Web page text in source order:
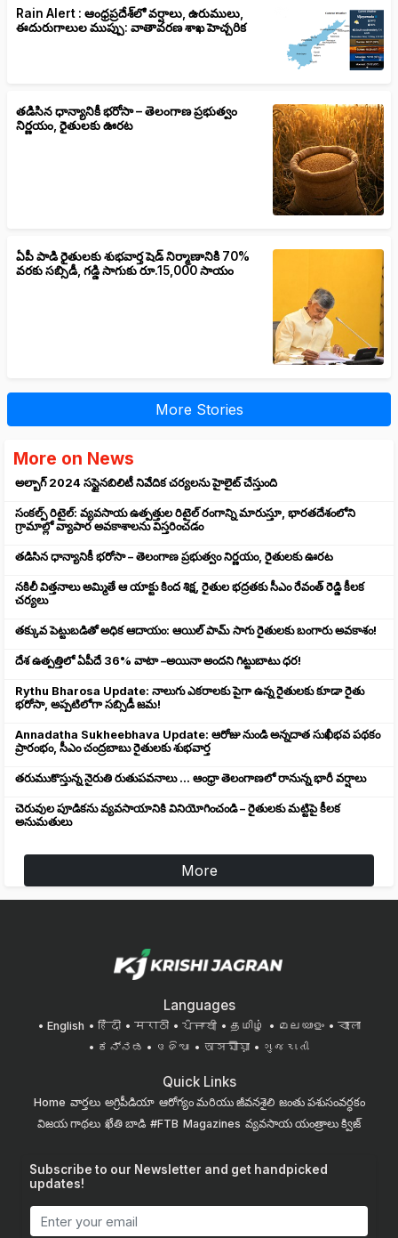
Rain Alert : ఆంధ్రప్రదేశ్‌లో వర్షాలు, ఉరుములు,
ఈదురుగాలుల ముప్పు: వాతావరణ శాఖ హెచ్చరిక
తడిసిన ధాన్యానికీ భరోసా – తెలంగాణ ప్రభుత్వం
నిర్ణయం, రైతులకు ఊరట
ఏపీ పాడి రైతులకు శుభవార్త షెడ్ నిర్మాణానికి 70%
వరకు సబ్సిడీ, గడ్డి సాగుకు రూ.15,000 సాయం
More Stories
More on News
అల్బాగ్ 2024 సస్టైనబిలిటీ నివేదిక చర్యలను హైలైట్ చేస్తుంది
సంకల్ప్ రిటైల్: వ్యవసాయ ఉత్పత్తుల రిటైల్ రంగాన్ని మారుస్తూ, భారతదేశంలోని
గ్రామాల్లో వ్యాపార అవకాశాలను విస్తరించడం
తడిసిన ధాన్యానికీ భరోసా – తెలంగాణ ప్రభుత్వం నిర్ణయం, రైతులకు ఊరట
నకిలీ విత్తనాలు అమ్మితే ఆ యాక్టు కింద శిక్ష, రైతుల భద్రతకు సీఎం రేవంత్ రెడ్డి కీలక
చర్యలు
తక్కువ పెట్టుబడితో అధిక ఆదాయం: ఆయిల్ పామ్ సాగు రైతులకు బంగారు అవకాశం!
దేశ ఉత్పత్తిలో ఏపీదే 36% వాటా –అయినా అందని గిట్టుబాటు ధర!
Rythu Bharosa Update: నాలుగు ఎకరాలకు పైగా ఉన్న రైతులకు కూడా రైతు
భరోసా, అప్పటిలోగా సబ్సిడీ జమ!
Annadatha Sukheebhava Update: ఆరోజు నుండి అన్నదాత సుఖీభవ పథకం
ప్రారంభం, సీఎం చంద్రబాబు రైతులకు శుభవార్త
తరుముకొస్తున్న నైరుతి రుతుపవనాలు ... ఆంధ్రా తెలంగాణలో రానున్న భారీ వర్షాలు
చెరువుల పూడికను వ్యవసాయానికి వినియోగించండి – రైతులకు మట్టిపై కీలక
అనుమతులు
More
Languages
English हिंदी मराठी ਪੰਜਾਬੀ தமிழ் മലയാളം
বাংলা
ಕನ್ನಡ
ଓଡିଆ অসমীয়া ગુજરાતી
Quick Links
Home వార్తలు అగ్రిపీడియా ఆరోగ్యం మరియు జీవనశైలి జంతు పశుసంవర్ధకం
విజయ గాథలు ఖేతి బాడి #FTB Magazines వ్యవసాయ యంత్రాలు క్విజ్
Subscribe to our Newsletter and get handpicked
updates!